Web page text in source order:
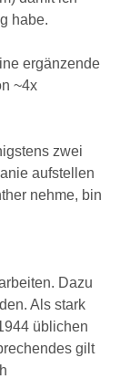
habe.
ergänzende
~4x
zwei
aufstellen
nehme, bin
Dazu
Als stark
üblichen
gilt